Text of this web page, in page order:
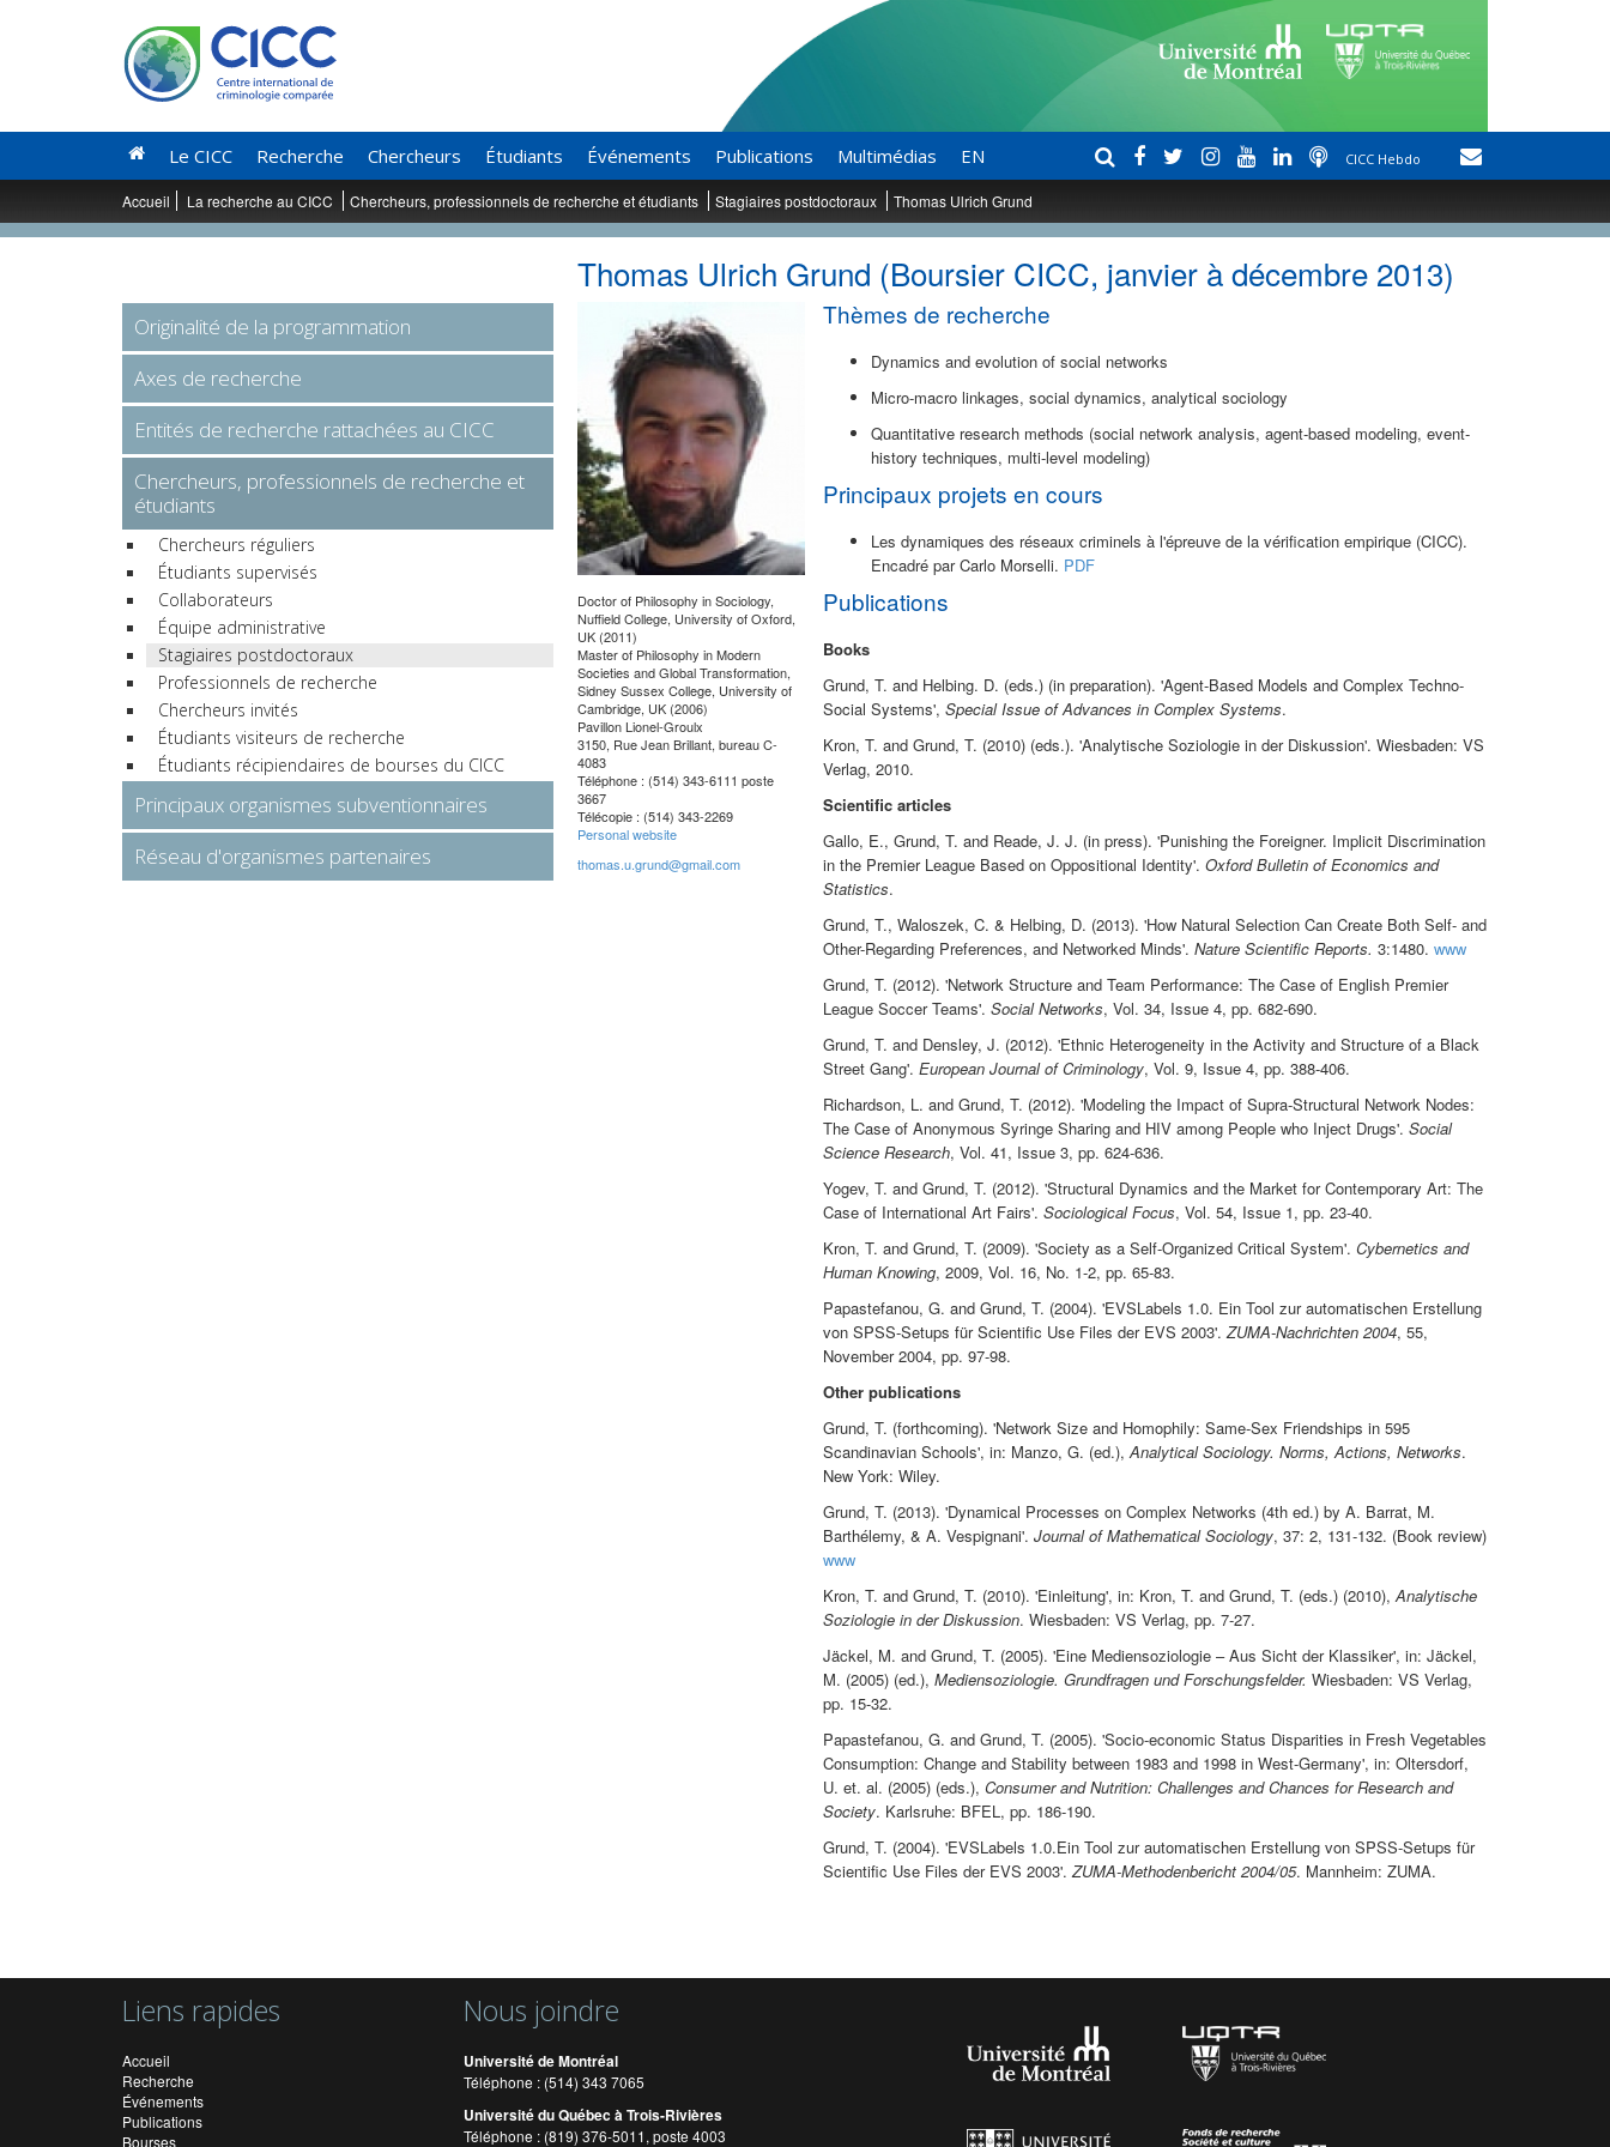
Le CICC Recherche Chercheurs Étudiants Événements Publications Multimédias EN CICC Hebdo
Accueil La recherche au CICC Chercheurs, professionnels de recherche et étudiants Stagiaires postdoctoraux Thomas Ulrich Grund
Thomas Ulrich Grund (Boursier CICC, janvier à décembre 2013)
Doctor of Philosophy in Sociology,
Nuffield College, University of Oxford,
UK (2011)
Master of Philosophy in Modern
Societies and Global Transformation,
Sidney Sussex College, University of
Cambridge, UK (2006)
Pavillon Lionel-Groulx
3150, Rue Jean Brillant, bureau C-
4083
Téléphone : (514) 343-6111 poste
3667
Télécopie : (514) 343-2269
Personal website
thomas.u.grund@gmail.com
Thèmes de recherche
Dynamics and evolution of social networks
Micro-macro linkages, social dynamics, analytical sociology
Quantitative research methods (social network analysis, agent-based modeling, event-
history techniques, multi-level modeling)
Principaux projets en cours
Les dynamiques des réseaux criminels à l'épreuve de la vérification empirique (CICC).
Encadré par Carlo Morselli. PDF
Publications
Books
Grund, T. and Helbing. D. (eds.) (in preparation). 'Agent-Based Models and Complex Techno-
Social Systems', Special Issue of Advances in Complex Systems.
Kron, T. and Grund, T. (2010) (eds.). 'Analytische Soziologie in der Diskussion'. Wiesbaden: VS
Verlag, 2010.
Scientific articles
Gallo, E., Grund, T. and Reade, J. J. (in press). 'Punishing the Foreigner. Implicit Discrimination
in the Premier League Based on Oppositional Identity'. Oxford Bulletin of Economics and
Statistics.
Grund, T., Waloszek, C. & Helbing, D. (2013). 'How Natural Selection Can Create Both Self- and
Other-Regarding Preferences, and Networked Minds'. Nature Scientific Reports. 3:1480. www
Grund, T. (2012). 'Network Structure and Team Performance: The Case of English Premier
League Soccer Teams'. Social Networks, Vol. 34, Issue 4, pp. 682-690.
Grund, T. and Densley, J. (2012). 'Ethnic Heterogeneity in the Activity and Structure of a Black
Street Gang'. European Journal of Criminology, Vol. 9, Issue 4, pp. 388-406.
Richardson, L. and Grund, T. (2012). 'Modeling the Impact of Supra-Structural Network Nodes:
The Case of Anonymous Syringe Sharing and HIV among People who Inject Drugs'. Social
Science Research, Vol. 41, Issue 3, pp. 624-636.
Yogev, T. and Grund, T. (2012). 'Structural Dynamics and the Market for Contemporary Art: The
Case of International Art Fairs'. Sociological Focus, Vol. 54, Issue 1, pp. 23-40.
Kron, T. and Grund, T. (2009). 'Society as a Self-Organized Critical System'. Cybernetics and
Human Knowing, 2009, Vol. 16, No. 1-2, pp. 65-83.
Papastefanou, G. and Grund, T. (2004). 'EVSLabels 1.0. Ein Tool zur automatischen Erstellung
von SPSS-Setups für Scientific Use Files der EVS 2003'.ZUMA-Nachrichten 2004, 55,
November 2004, pp. 97-98.
Other publications
Grund, T. (forthcoming). 'Network Size and Homophily: Same-Sex Friendships in 595
Scandinavian Schools', in: Manzo, G. (ed.),Analytical Sociology. Norms, Actions, Networks.
New York: Wiley.
Grund, T. (2013). 'Dynamical Processes on Complex Networks (4th ed.) by A. Barrat, M.
Barthélemy, & A. Vespignani'. Journal of Mathematical Sociology, 37: 2, 131-132. (Book review)
www
Kron, T. and Grund, T. (2010). 'Einleitung', in: Kron, T. and Grund, T. (eds.) (2010),Analytische
Soziologie in der Diskussion. Wiesbaden: VS Verlag, pp. 7-27.
Jäckel, M. and Grund, T. (2005). 'Eine Mediensoziologie – Aus Sicht der Klassiker', in: Jäckel,
M. (2005) (ed.), Mediensoziologie. Grundfragen und Forschungsfelder. Wiesbaden: VS Verlag,
pp. 15-32.
Papastefanou, G. and Grund, T. (2005). 'Socio-economic Status Disparities in Fresh Vegetables
Consumption: Change and Stability between 1983 and 1998 in West-Germany', in: Oltersdorf,
U. et. al. (2005) (eds.), Consumer and Nutrition: Challenges and Chances for Research and
Society. Karlsruhe: BFEL, pp. 186-190.
Grund, T. (2004). 'EVSLabels 1.0.Ein Tool zur automatischen Erstellung von SPSS-Setups für
Scientific Use Files der EVS 2003'.ZUMA-Methodenbericht 2004/05. Mannheim: ZUMA.
Originalité de la programmation
Axes de recherche
Entités de recherche rattachées au CICC
Chercheurs, professionnels de recherche et
étudiants
Chercheurs réguliers
Étudiants supervisés
Collaborateurs
Équipe administrative
Stagiaires postdoctoraux
Professionnels de recherche
Chercheurs invités
Étudiants visiteurs de recherche
Étudiants récipiendaires de bourses du CICC
Principaux organismes subventionnaires
Réseau d'organismes partenaires
Liens rapides
Accueil
Recherche
Événements
Publications
Bourses
Nous joindre
Université de Montréal
Téléphone : (514) 343 7065
Université du Québec à Trois-Rivières
Téléphone : (819) 376-5011, poste 4003